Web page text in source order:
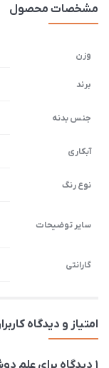
مشخصات محصول
وزن
برند
جنس بدنه
آبکاری
نوع رنگ
سایر توضیحات
گارانتی
امتیاز و دیدگاه